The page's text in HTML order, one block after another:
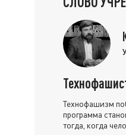
Технофашизм
программа
тогда, когда